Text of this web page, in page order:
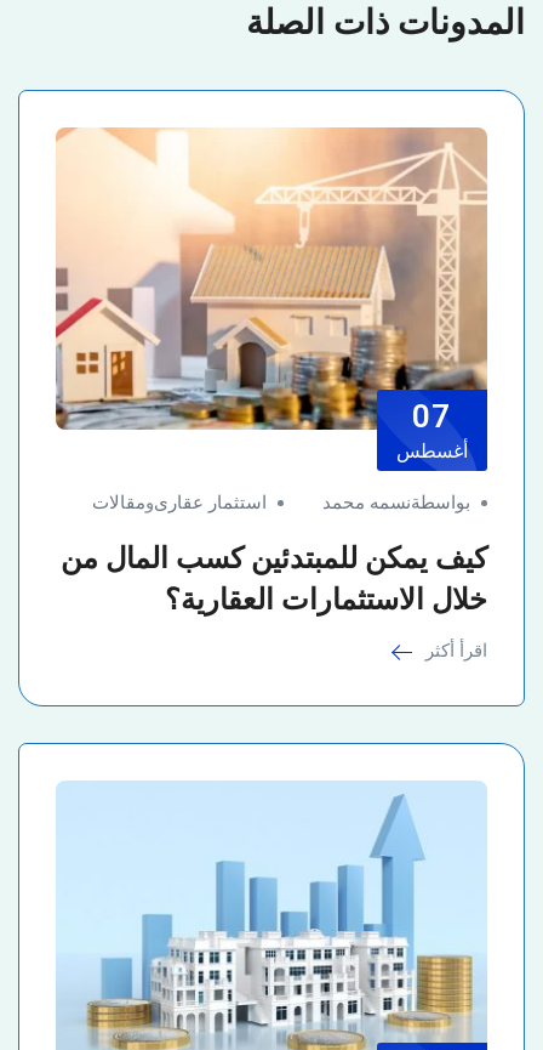
المدونات ذات الصلة
07
أغسطس
بواسطةنسمه محمد استثمار عقارىومقالات
كيف يمكن للمبتدئين كسب المال من
خلال الاستثمارات العقارية؟
اقرأ أكثر